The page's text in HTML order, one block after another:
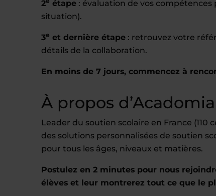
2 étape : évaluation de vos
situation).
3e et dernière étape : retrouvez votre
détails de la collaboration.
En moins de 7 jours, commencez à
À propos d’Acadomia
Leader du soutien scolaire en France
des solutions personnalisées de soutien
pour tous les âges, niveaux et matières.
Postulez en 2 minutes pour nous
élèves et leur montrerez tout ce que le